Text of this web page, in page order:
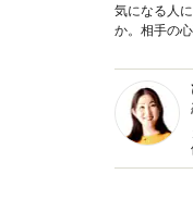
気になる人
か。相手の